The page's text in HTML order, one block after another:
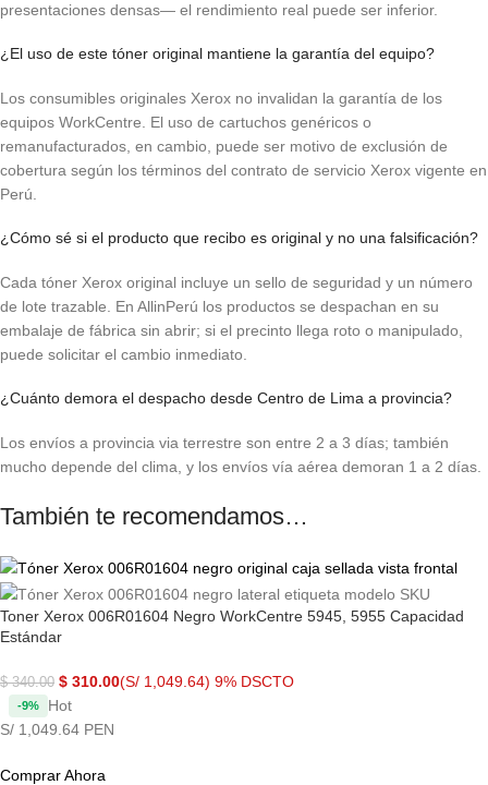
presentaciones densas— el rendimiento real puede ser inferior.
¿El uso de este tóner original mantiene la garantía del equipo?
Los consumibles originales Xerox no invalidan la garantía de los
equipos WorkCentre. El uso de cartuchos genéricos o
remanufacturados, en cambio, puede ser motivo de exclusión de
cobertura según los términos del contrato de servicio Xerox vigente en
Perú.
¿Cómo sé si el producto que recibo es original y no una falsificación?
Cada tóner Xerox original incluye un sello de seguridad y un número
de lote trazable. En AllinPerú los productos se despachan en su
embalaje de fábrica sin abrir; si el precinto llega roto o manipulado,
puede solicitar el cambio inmediato.
¿Cuánto demora el despacho desde Centro de Lima a provincia?
Los envíos a provincia via terrestre son entre 2 a 3 días; también
mucho depende del clima, y los envíos vía aérea demoran 1 a 2 días.
También te recomendamos…
Toner Xerox 006R01604 Negro WorkCentre 5945, 5955 Capacidad
Estándar
$340.00 $ 310.00(S/ 1,049.64) 9% DSCTO
-9%
Hot
S/ 1,049.64 PEN
Comprar Ahora